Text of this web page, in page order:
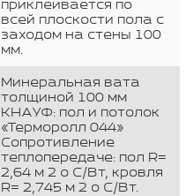
приклеивается по
всей плоскости пола с
заходом на стены 100
мм.
Минеральная вата
толщиной 100 мм
КНАУФ: пол и потолок
«Терморолл 044»
Сопротивление
теплопередаче: пол R=
2,64 м 2 о С/Вт, кровля
R= 2,745 м 2 о С/Вт.